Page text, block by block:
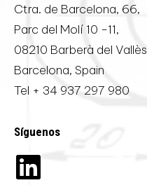
Ctra. de Barcelona, 66,
Parc del Molí 10 -11,
08210 Barberà del Vallès
Barcelona, Spain
Tel + 34 937 297 980
Síguenos